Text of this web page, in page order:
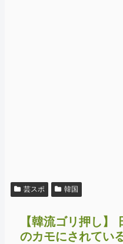
芸スポ 韓国
【韓流ゴリ押し】
のカモにされてい